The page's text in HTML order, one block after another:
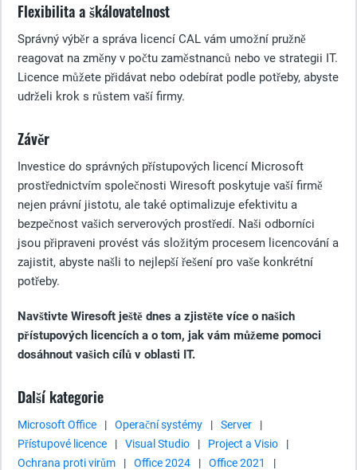
Flexibilita a škálovatelnost
Správný výběr a správa licencí CAL vám umožní pružně
reagovat na změny v počtu zaměstnanců nebo ve strategii IT.
Licence můžete přidávat nebo odebírat podle potřeby, abyste
udrželi krok s růstem vaší firmy.
Závěr
Investice do správných přístupových licencí Microsoft
prostřednictvím společnosti Wiresoft poskytuje vaší firmě
nejen právní jistotu, ale také optimalizuje efektivitu a
bezpečnost vašich serverových prostředí. Naši odborníci
jsou připraveni provést vás složitým procesem licencování a
zajistit, abyste našli to nejlepší řešení pro vaše konkrétní
potřeby.
Navštivte Wiresoft ještě dnes a zjistěte více o našich
přístupových licencích a o tom, jak vám můžeme pomoci
dosáhnout vašich cílů v oblasti IT.
Další kategorie
Microsoft Office | Operační systémy | Server
|
Přístupové licence
| Visual Studio | Project a Visio
|
Ochrana proti virům
| Office 2024 | Office 2021
|